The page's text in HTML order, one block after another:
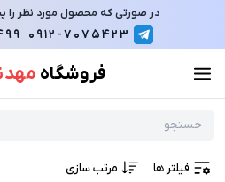
در صورتی که محصول مورد نظر را
0912-7075423
فروشگاه مهد
فیلتر ها مرتب سازی